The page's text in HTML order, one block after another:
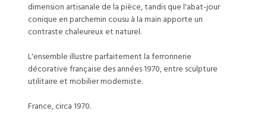
dimension artisanale de la pièce, tandis que l'abat-jour
conique en parchemin cousu à la main apporte un
contraste chaleureux et naturel.
L'ensemble illustre parfaitement la ferronnerie
décorative française des années 1970, entre sculpture
utilitaire et mobilier moderniste.
France, circa 1970.